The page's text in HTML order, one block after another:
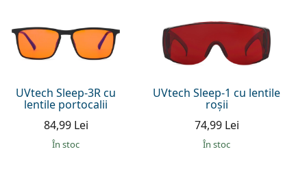
UVtech Sleep-3R cu
lentile portocalii
84,99 Lei
În stoc
UVtech Sleep-1 cu lentile
roșii
74,99 Lei
În stoc